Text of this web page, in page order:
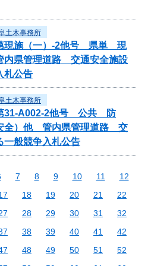
土木事務所
現施（一）-2他号 県単 現
県管理道路 交通安全施設
札公告
土木事務所
第31-A002-2他号 公共 防
全）他 管内県管理道路 交
一般競争入札公告
7 8 9 10 11
12
18 19 20 21
22
28 29 30 31
32
38 39 40 41
42
48 49 50 51
52